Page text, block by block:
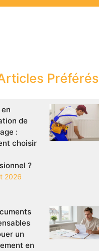
Préférés
de
:
choisir
?
2026
un
en